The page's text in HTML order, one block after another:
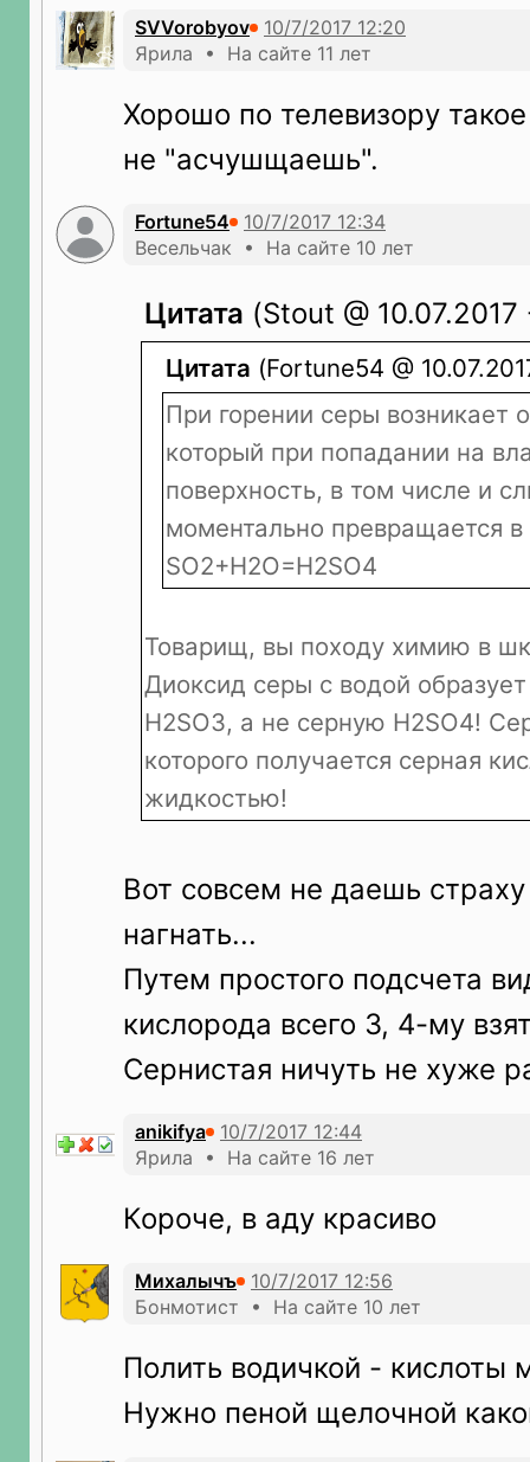
SVVorobyov
Ярила • На сайте 11 лет
Хорошо по телевизору
не "асчушщаешь".
Fortune54
Весельчак • На сайте 10 лет
Цитата (Stout @ 10.07.2017
Цитата (Fortune54 @
При горении серы возникает
который при попадании на
поверхность, в том числе и
моментально превращается в
SO2+H2O=H2SO4
Товарищ, вы походу химию в
Диоксид серы с водой
H2SO3, а не серную H2SO4!
которого получается серная
жидкостью!
Вот совсем не даешь
нагнать...
Путем простого подсчета
кислорода всего 3, 4-му
Сернистая ничуть не хуже
anikifya
Ярила • На сайте 16 лет
Короче, в аду красиво
Mихалычъ
Бонмотист • На сайте 10 лет
Полить водичкой - кислоты
Нужно пеной щелочной